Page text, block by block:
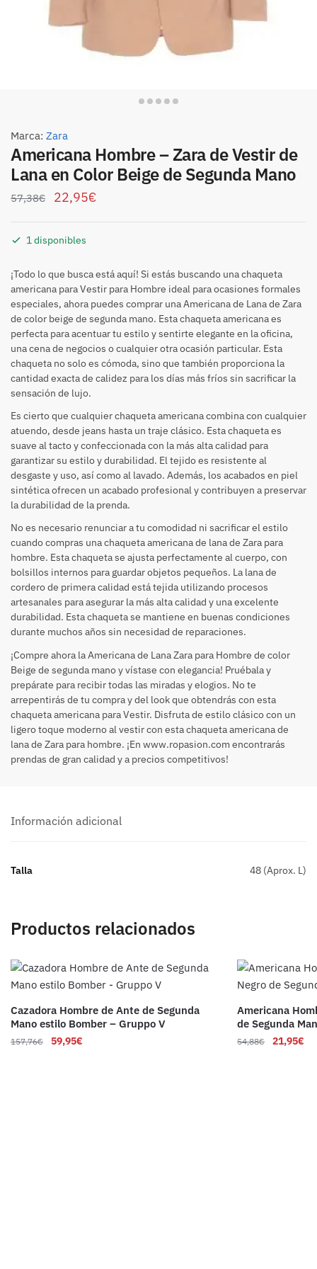
Marca: Zara
Americana Hombre – Zara de Vestir de
Lana en Color Beige de Segunda Mano
57,38€ 22,95€
1 disponibles
¡Todo lo que busca está aquí! Si estás buscando una chaqueta
americana para Vestir para Hombre ideal para ocasiones formales
especiales, ahora puedes comprar una Americana de Lana de Zara
de color beige de segunda mano. Esta chaqueta americana es
perfecta para acentuar tu estilo y sentirte elegante en la oficina,
una cena de negocios o cualquier otra ocasión particular. Esta
chaqueta no solo es cómoda, sino que también proporciona la
cantidad exacta de calidez para los días más fríos sin sacrificar la
sensación de lujo.
Es cierto que cualquier chaqueta americana combina con cualquier
atuendo, desde jeans hasta un traje clásico. Esta chaqueta es
suave al tacto y confeccionada con la más alta calidad para
garantizar su estilo y durabilidad. El tejido es resistente al
desgaste y uso, así como al lavado. Además, los acabados en piel
sintética ofrecen un acabado profesional y contribuyen a preservar
la durabilidad de la prenda.
No es necesario renunciar a tu comodidad ni sacrificar el estilo
cuando compras una chaqueta americana de lana de Zara para
hombre. Esta chaqueta se ajusta perfectamente al cuerpo, con
bolsillos internos para guardar objetos pequeños. La lana de
cordero de primera calidad está tejida utilizando procesos
artesanales para asegurar la más alta calidad y una excelente
durabilidad. Esta chaqueta se mantiene en buenas condiciones
durante muchos años sin necesidad de reparaciones.
¡Compre ahora la Americana de Lana Zara para Hombre de color
Beige de segunda mano y vístase con elegancia! Pruébala y
prepárate para recibir todas las miradas y elogios. No te
arrepentirás de tu compra y del look que obtendrás con esta
chaqueta americana para Vestir. Disfruta de estilo clásico con un
ligero toque moderno al vestir con esta chaqueta americana de
lana de Zara para hombre. ¡En www.ropasion.com encontrarás
prendas de gran calidad y a precios competitivos!
Información adicional
Talla 48 (Aprox. L)
Productos relacionados
Cazadora Hombre de Ante de Segunda
Mano estilo Bomber – Gruppo V
157,76€ 59,95€
Americana
de Segunda
54,88€ 21,95€